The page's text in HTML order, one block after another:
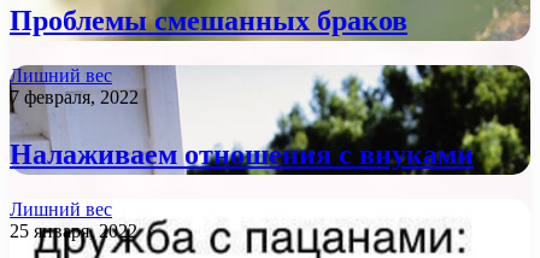
Проблемы смешанных браков
Лишний вес
7 февраля, 2022
Налаживаем отношения с внуками
Лишний вес
25 января, 2022